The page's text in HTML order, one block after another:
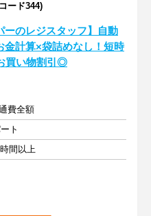
ード344)
ーのレジスタッフ】自動
金計算×袋詰めなし！短時
買い物割引◎
費全額
ト
間以上